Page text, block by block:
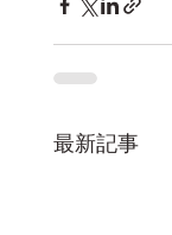
最新記事